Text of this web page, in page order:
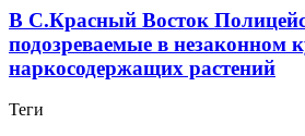
В С.Красный Восток
подозреваемые в незаконном
наркосодержащих растений
Теги